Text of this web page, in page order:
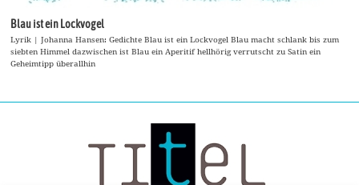
Blau ist ein Lockvogel
Lyrik | Johanna Hansen: Gedichte Blau ist ein Lockvogel Blau macht schlank bis zum
siebten Himmel dazwischen ist Blau ein Aperitif hellhörig verrutscht zu Satin ein
Geheimtipp überallhin